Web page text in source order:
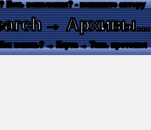
Есть пожелания? - напишите автору
→ Архивы...
искать? → Карта → Текс. протокол